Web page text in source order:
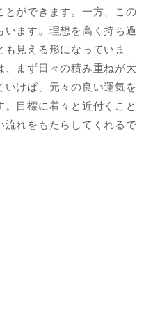
とができます。一方、この
ます。理想を高く持ち過
見える形になっていま
まず日々の積み重ねが大
けば、元々の良い運気を
目標に着々と近付くこと
流れをもたらしてくれるで